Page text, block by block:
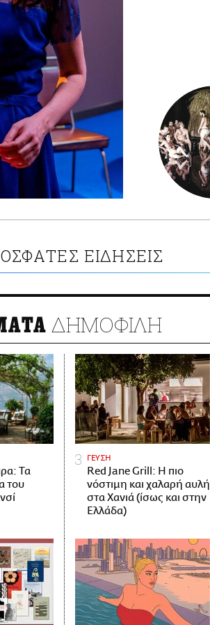
ΕΙΔΗΣΕΙΣ
ΔΗΜΟΦΙΛΗ
Τα
του
ΓΕΥΣΗ
Red Jane Grill: Η πιο
νόστιμη και χαλαρή αυλή
στα Χανιά (ίσως και στην
Ελλάδα)